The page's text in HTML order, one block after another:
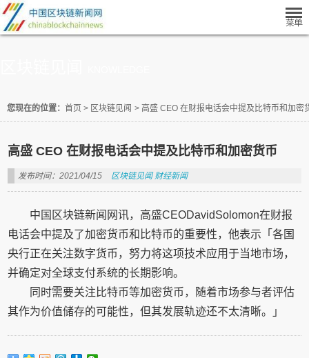
您现在的位置： 首页 > 区块链见闻 > 高盛 CEO 在财报电话会中提及比特币和加密
高盛 CEO 在财报电话会中提及比特币和加密货币
发布时间：2021/04/15 区块链见闻 财经新闻
中国区块链新闻网讯，高盛CEODavidSolomon在财报
电话会中提及了加密货币和比特币的重要性，他表示「各国
央行正在关注数字货币，努力将这项技术应用于当地市场，
并确定对全球支付系统的长期影响。
同时需要关注比特币等加密货币，随着市场参与者评估
其作为价值储存的可能性，但其发展轨迹还不太清晰。」